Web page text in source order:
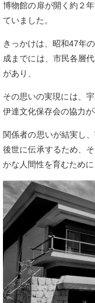
博物館の扉が開く約２
ていました。
きっかけは、昭和47年
成までには、市民各層
があり、
その思いの実現には、
伊達文化保存会の協力が
関係者の思いが結実し
後世に伝承するため、
かな人間性を育むため